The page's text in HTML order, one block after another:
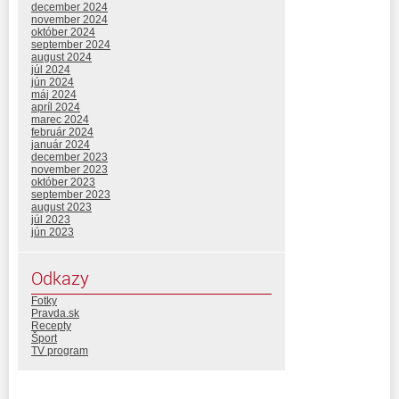
december 2024
november 2024
október 2024
september 2024
august 2024
júl 2024
jún 2024
máj 2024
apríl 2024
marec 2024
február 2024
január 2024
december 2023
november 2023
október 2023
september 2023
august 2023
júl 2023
jún 2023
Odkazy
Fotky
Pravda.sk
Recepty
Šport
TV program